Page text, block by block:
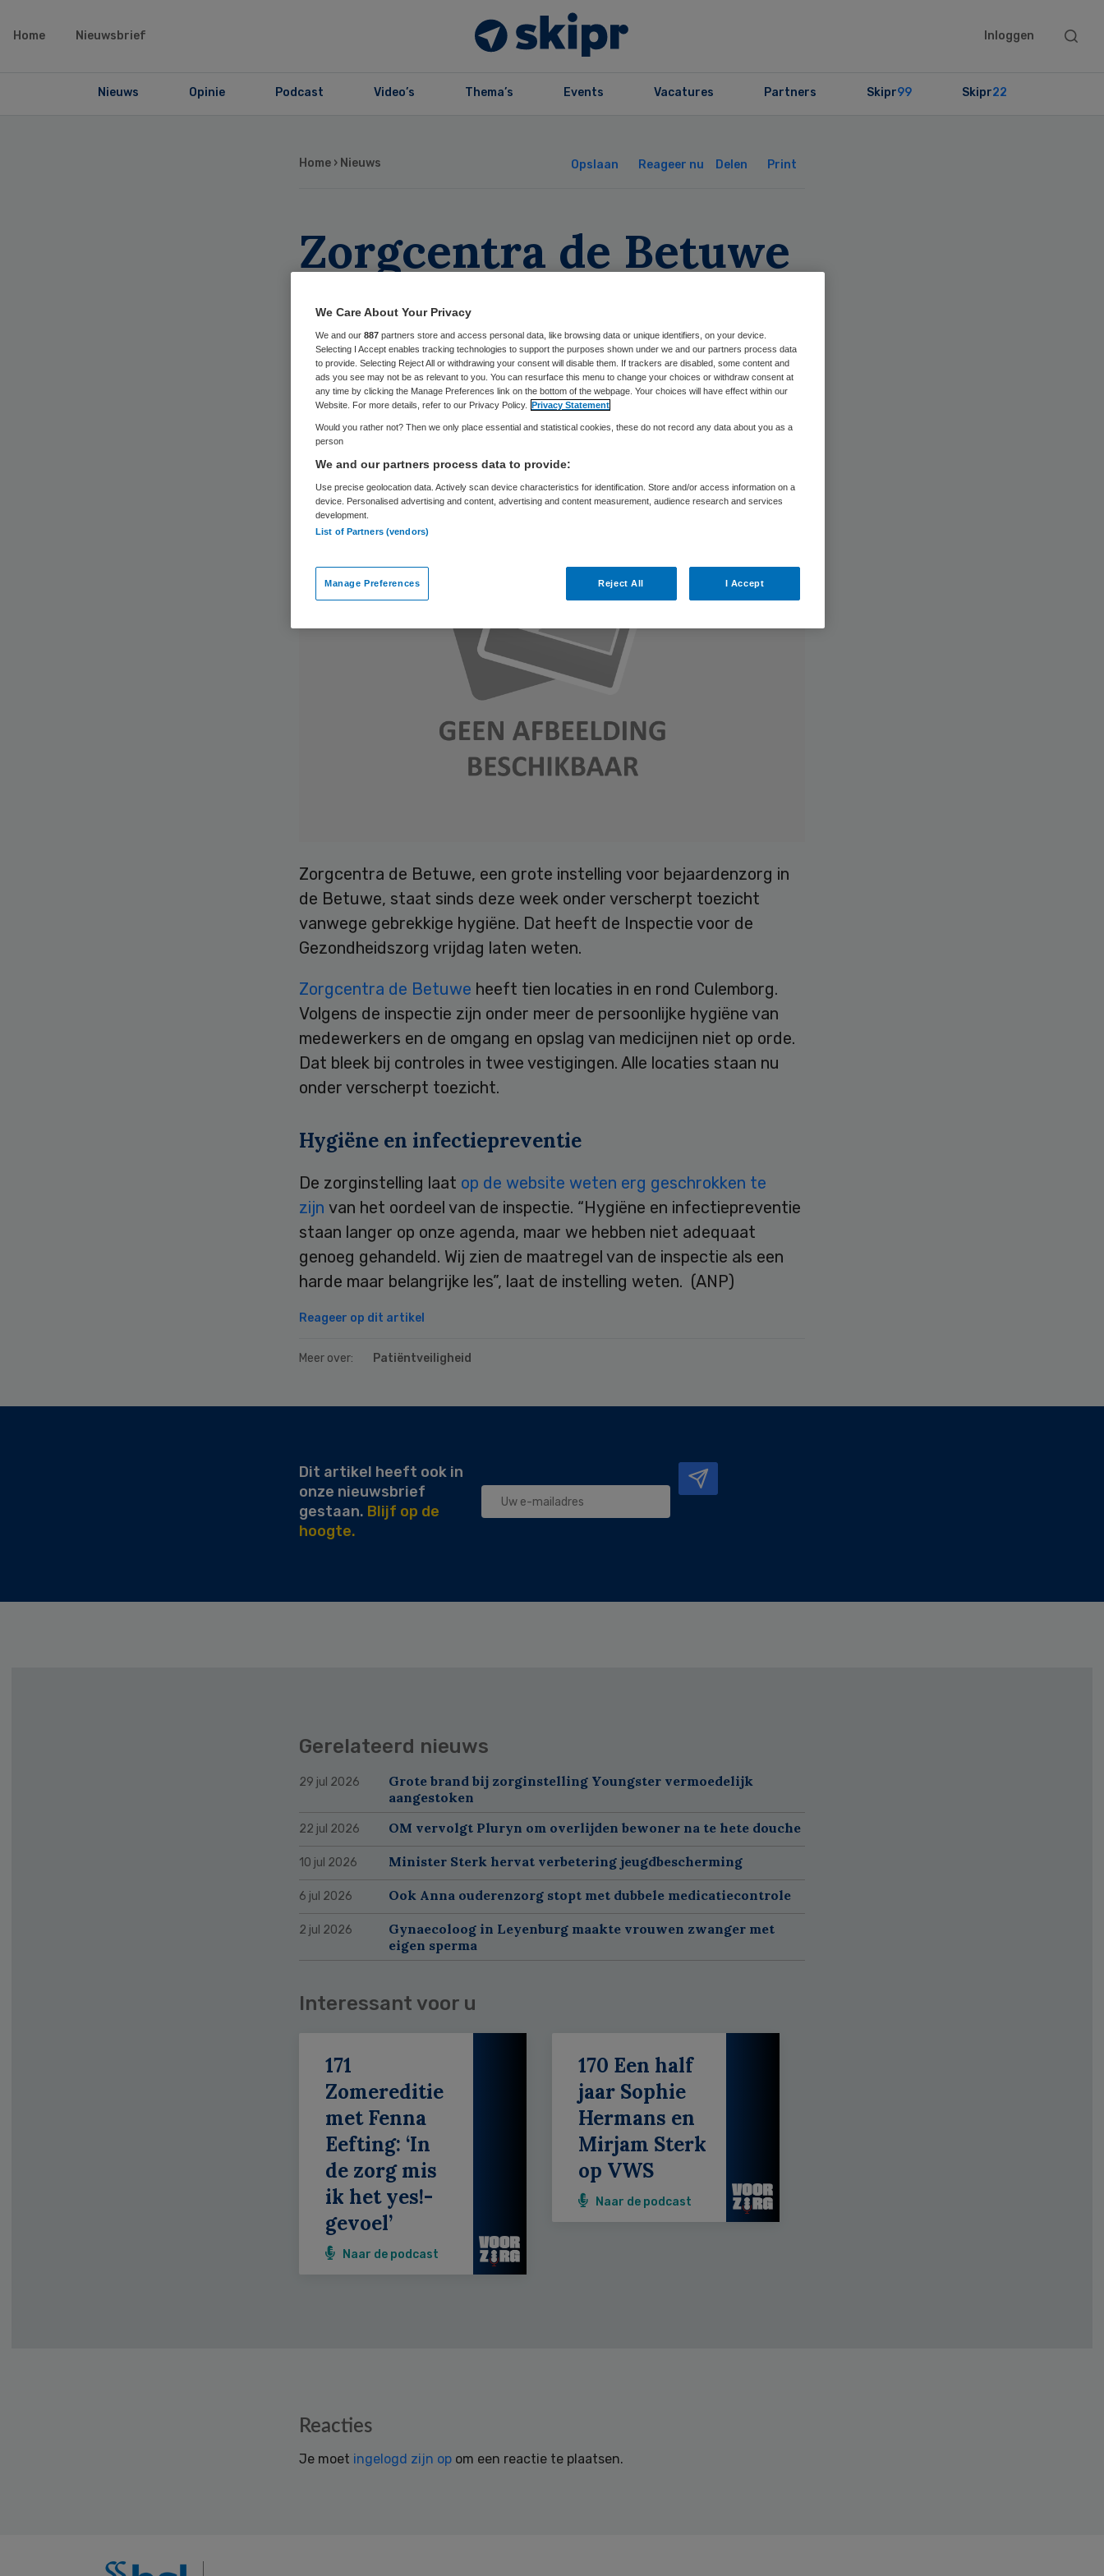
Home Nieuwsbrief Inloggen
Search
Nieuws Opinie Podcast Video’s Thema’s Events Vacatures Partners Skipr99 Skipr22
Home › Nieuws Opslaan Reageer nu Delen Print
Zorgcentra de Betuwe
onder verscherpt
toezicht
Zorgcentra de Betuwe, een grote instelling voor bejaardenzorg in
de Betuwe, staat sinds deze week onder verscherpt toezicht
vanwege gebrekkige hygiëne. Dat heeft de Inspectie voor de
Gezondheidszorg vrijdag laten weten.
Zorgcentra de Betuwe heeft tien locaties in en rond Culemborg.
Volgens de inspectie zijn onder meer de persoonlijke hygiëne van
medewerkers en de omgang en opslag van medicijnen niet op orde.
Dat bleek bij controles in twee vestigingen. Alle locaties staan nu
onder verscherpt toezicht.
Hygiëne en infectiepreventie
De zorginstelling laat op de website weten erg geschrokken te
zijn van het oordeel van de inspectie. “Hygiëne en infectiepreventie
staan langer op onze agenda, maar we hebben niet adequaat
genoeg gehandeld. Wij zien de maatregel van de inspectie als een
harde maar belangrijke les”, laat de instelling weten. (ANP)
Reageer op dit artikel
Meer over: Patiëntveiligheid
Dit artikel heeft ook in
onze nieuwsbrief
gestaan. Blijf op de
hoogte.
Gerelateerd nieuws
29 jul 2026
Grote brand bij zorginstelling Youngster vermoedelijk
aangestoken
22 jul 2026 OM vervolgt Pluryn om overlijden bewoner na te hete douche
10 jul 2026 Minister Sterk hervat verbetering jeugdbescherming
6 jul 2026 Ook Anna ouderenzorg stopt met dubbele medicatiecontrole
2 jul 2026
Gynaecoloog in Leyenburg maakte vrouwen zwanger met
eigen sperma
Interessant voor u
171
Zomereditie
met Fenna
Eefting: ‘In
de zorg mis
ik het yes!-
gevoel’
Naar de podcast
170 Een half
jaar Sophie
Hermans en
Mirjam Sterk
op VWS
Naar de podcast
Reacties
Je moet ingelogd zijn op om een reactie te plaatsen.
We Care About Your Privacy
We and our 887 partners store and access personal data, like browsing data or unique identifiers, on your device.
Selecting I Accept enables tracking technologies to support the purposes shown under we and our partners process data
to provide. Selecting Reject All or withdrawing your consent will disable them. If trackers are disabled, some content and
ads you see may not be as relevant to you. You can resurface this menu to change your choices or withdraw consent at
any time by clicking the Manage Preferences link on the bottom of the webpage. Your choices will have effect within our
Website. For more details, refer to our Privacy Policy. Privacy Statement
Would you rather not? Then we only place essential and statistical cookies, these do not record any data about you as a
person
We and our partners process data to provide:
Use precise geolocation data. Actively scan device characteristics for identification. Store and/or access information on a
device. Personalised advertising and content, advertising and content measurement, audience research and services
development.
List of Partners (vendors)
Manage Preferences Reject All I Accept